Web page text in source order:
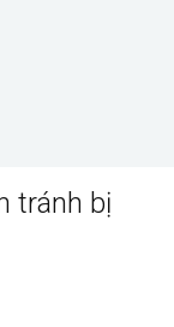
tránh bị